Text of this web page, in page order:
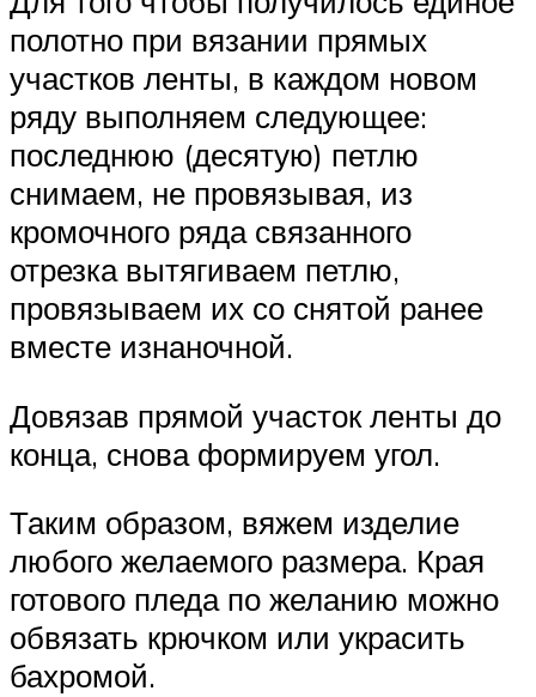
полотно при вязании прямых
участков ленты, в каждом новом
ряду выполняем следующее:
последнюю (десятую) петлю
снимаем, не провязывая, из
кромочного ряда связанного
отрезка вытягиваем петлю,
провязываем их со снятой ранее
вместе изнаночной.
Довязав прямой участок ленты до
конца, снова формируем угол.
Таким образом, вяжем изделие
любого желаемого размера. Края
готового пледа по желанию можно
обвязать крючком или украсить
бахромой.